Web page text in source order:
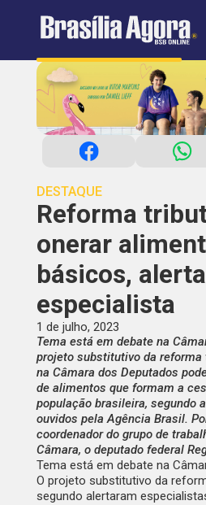
DESTAQUE
Reforma
onerar
básicos, alerta
especialista
1 de julho, 2023
Tema está em debate na
projeto substitutivo da
na Câmara dos Deputados
de alimentos que formam a
população brasileira, segundo
ouvidos pela Agência Brasil.
coordenador do grupo de
Câmara, o deputado federal
Tema está em debate na
O projeto substitutivo da
segundo alertaram